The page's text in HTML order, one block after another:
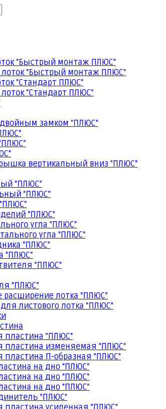
"Быстрый монтаж ПЛЮС"
"Быстрый монтаж ПЛЮС"
"Стандарт ПЛЮС"
"Стандарт ПЛЮС"
замком "ПЛЮС"
вертикальный вниз "ПЛЮС"
"ПЛЮС"
"ПЛЮС"
"ПЛЮС"
угла "ПЛЮС"
угла "ПЛЮС"
"ПЛЮС"
"ПЛЮС"
"ПЛЮС"
"ПЛЮС"
расширение лотка "ПЛЮС"
листового лотка "ПЛЮС"
пластина "ПЛЮС"
пластина изменяемая "ПЛЮС"
пластина П-образная "ПЛЮС"
на дно "ПЛЮС"
на дно "ПЛЮС"
на дно "ПЛЮС"
"ПЛЮС"